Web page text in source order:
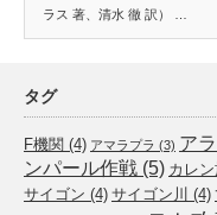
ラス 著、清水 徹 訳） …
タグ
F機関 (4) アマラプラ (3) ア
ンパール作戦 (5) カレ
サイゴン (4) サイゴン川 (4)